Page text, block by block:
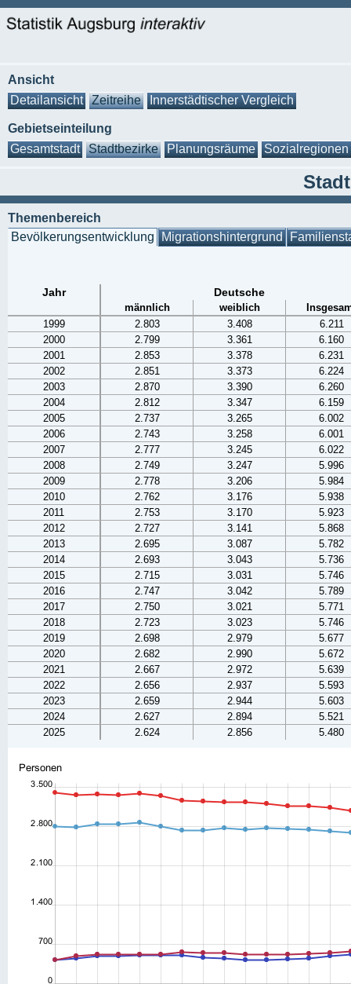
Ansicht
Detailansicht
Zeitreihe Innerstädtischer Vergleich
Gebietseinteilung
Gesamtstadt
Stadtbezirke Planungsräume Sozialregionen
Themenbereich
Bevölkerungsentwicklung Migrationshintergrund
Jahr Deutsche
männlich weiblich
1999
2.803 3.408
6.211
2000
2.799 3.361
6.160
2001
2.853 3.378
6.231
2002
2.851 3.373
6.224
2003
2.870 3.390
6.260
2004
2.812 3.347
6.159
2005
2.737 3.265
6.002
2006
2.743 3.258
6.001
2007
2.777 3.245
6.022
2008
2.749 3.247
5.996
2009
2.778 3.206
5.984
2010
2.762 3.176
5.938
2011
2.753 3.170
5.923
2012
2.727 3.141
5.868
2013
2.695 3.087
5.782
2014
2.693 3.043
5.736
2015
2.715 3.031
5.746
2016
2.747 3.042
5.789
2017
2.750 3.021
5.771
2018
2.723 3.023
5.746
2019
2.698 2.979
5.677
2020
2.682 2.990
5.672
2021
2.667 2.972
5.639
2022
2.656 2.937
5.593
2023
2.659 2.944
5.603
2024
2.627 2.894
5.521
2025
2.624 2.856 5.480